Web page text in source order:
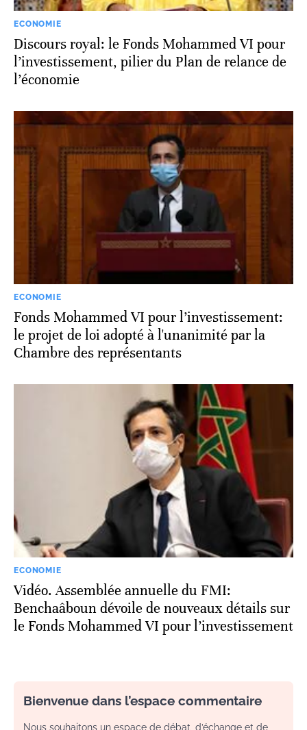
ECONOMIE
Discours royal: le Fonds Mohammed VI pour
l’investissement, pilier du Plan de relance de
l’économie
ECONOMIE
Fonds Mohammed VI pour l’investissement:
le projet de loi adopté à l'unanimité par la
Chambre des représentants
ECONOMIE
Vidéo. Assemblée annuelle du FMI:
Benchaâboun dévoile de nouveaux détails sur
le Fonds Mohammed VI pour l’investissement
Bienvenue dans l’espace commentaire
Nous souhaitons un espace de débat, d’échange et de